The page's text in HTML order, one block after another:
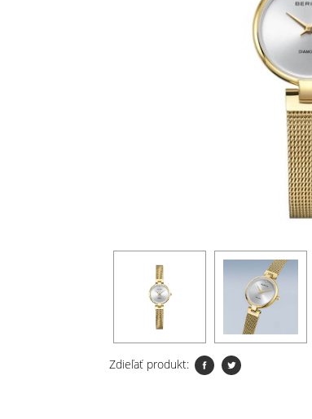
Zdieľať produkt: